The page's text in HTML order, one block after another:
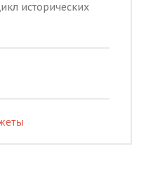
исторических